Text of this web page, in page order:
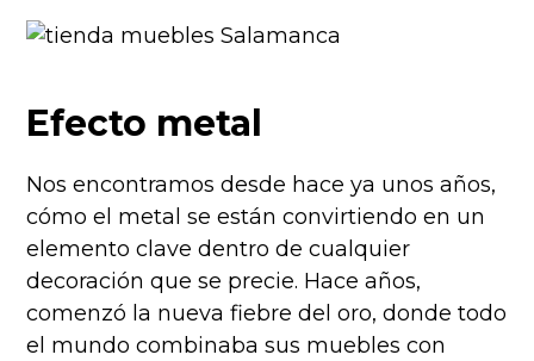
Efecto metal
Nos encontramos desde hace ya unos años,
cómo el metal se están convirtiendo en un
elemento clave dentro de cualquier
decoración que se precie. Hace años,
comenzó la nueva fiebre del oro, donde todo
el mundo combinaba sus muebles con